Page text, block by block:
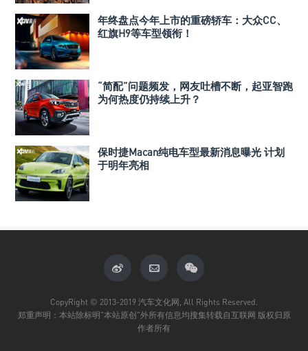
年终盘点今年上市的重磅轿车：大众CC、
红旗H9等车型领衔！
“简配”问题频发，网友吐槽不断，起亚智跑
为何热度仍持续上升？
保时捷Macan纯电车型最新消息曝光 计划
于明年亮相
CopyRight © 2013-2019 汽车文化网, All Rights Reserved.
郑重声明：本站除标明"本站原创"外所有信息均搜集转载自互联网 版权归原
作者所有